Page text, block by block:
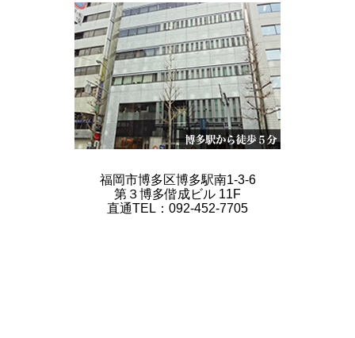
福岡市博多区博多駅南1-3-6
第３博多偕成ビル 11F
直通TEL：092-452-7705